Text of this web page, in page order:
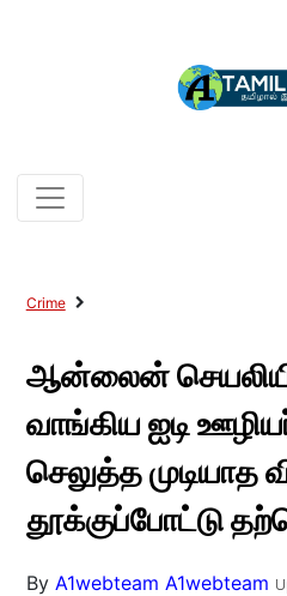
Crime
ஆன்லைன்
வாங்கிய ஐடி
செலுத்த முடியாத
தூக்குப்போட்டு
By A1webteam A1webteam